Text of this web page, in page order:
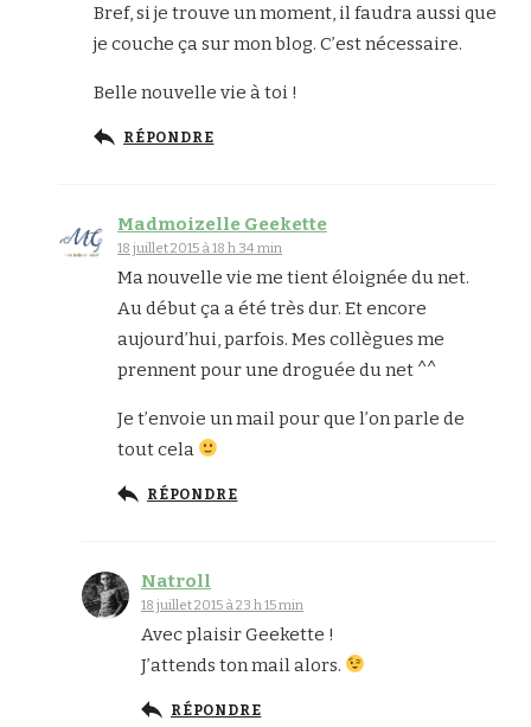
Bref, si je trouve un moment, il faudra aussi que
je couche ça sur mon blog. C’est nécessaire.
Belle nouvelle vie à toi !
RÉPONDRE
Madmoizelle Geekette
18 juillet 2015 à 18 h 34 min
Ma nouvelle vie me tient éloignée du net.
Au début ça a été très dur. Et encore
aujourd’hui, parfois. Mes collègues me
prennent pour une droguée du net ^^
Je t’envoie un mail pour que l’on parle de
tout cela
RÉPONDRE
Natroll
18 juillet 2015 à 23 h 15 min
Avec plaisir Geekette !
J’attends ton mail alors.
RÉPONDRE